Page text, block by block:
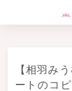
【相羽み
ートのコ